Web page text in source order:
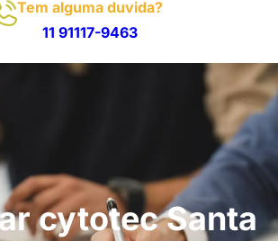
Tem alguma duvida?
11 91117-9463
cytotec Santa